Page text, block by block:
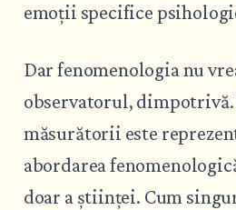
emoții specifice
Dar fenomenologia nu
observatorul,
măsurătorii este
abordarea
doar a științei. Cum